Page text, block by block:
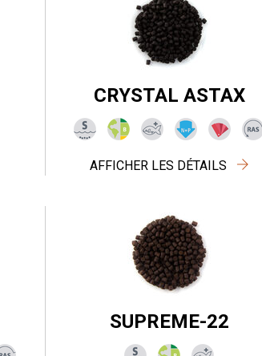
CRYSTAL ASTAX
AFFICHER LES DÉTAILS
SUPREME-22